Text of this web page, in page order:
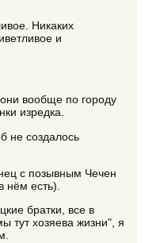
Никаких
и
вообще по городу
изредка.
не создалось
с позывным Чечен
нём есть).
братки, все в
тут хозяева жизни", я